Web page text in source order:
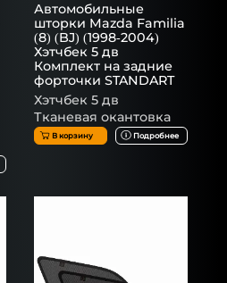
Автомобильные
шторки Mazda Familia
(8) (BJ) (1998-2004)
Хэтчбек 5 дв
Комплект на задние
форточки STANDART
Хэтчбек 5 дв
Тканевая окантовка
В корзину Подробнее